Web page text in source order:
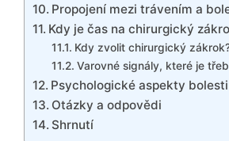
Propojení mezi trávením a
Kdy je čas na chirurgický
Kdy zvolit chirurgický
Varovné signály, které je
Psychologické aspekty
Otázky a odpovědi
Shrnutí